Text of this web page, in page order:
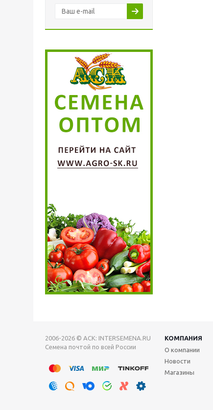
2006-2026 © АСК: INTERSEMENA.RU
Семена почтой по всей России
КОМПАНИЯ
О компании
Новости
Магазины